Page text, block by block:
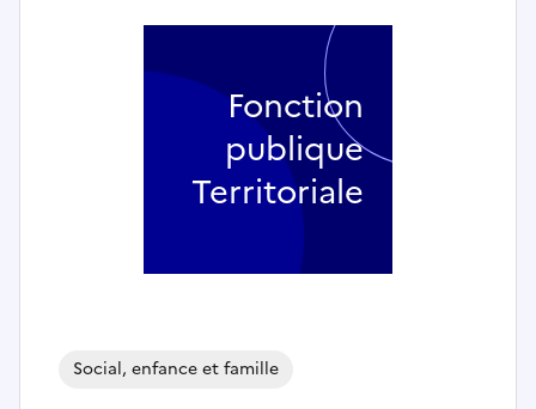
Social, enfance et famille
Fonction
publique
Territoriale